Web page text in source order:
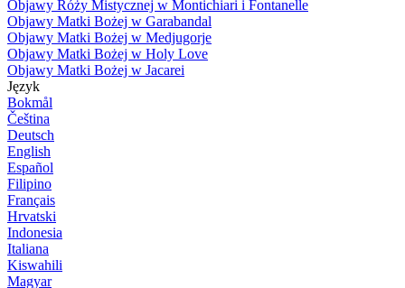
Objawy Róży Mistycznej w Montichiari i Fontanelle
Objawy Matki Bożej w Garabandal
Objawy Matki Bożej w Medjugorje
Objawy Matki Bożej w Holy Love
Objawy Matki Bożej w Jacarei
Język
Bokmål
Čeština
Deutsch
English
Español
Filipino
Français
Hrvatski
Indonesia
Italiana
Kiswahili
Magyar